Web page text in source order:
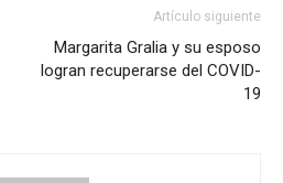
Artículo siguiente
Margarita Gralia y su esposo
logran recuperarse del COVID-
19